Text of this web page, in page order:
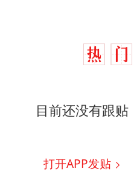
目前还没有跟
打开APP发贴